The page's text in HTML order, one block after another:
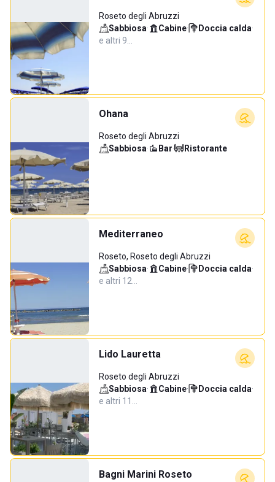
Roseto degli Abruzzi
Sabbiosa· Cabine· Doccia calda·
e altri 9…
Ohana
Roseto degli Abruzzi
Sabbiosa· Bar· Ristorante
Mediterraneo
Roseto, Roseto degli Abruzzi
Sabbiosa· Cabine· Doccia calda·
e altri 12…
Lido Lauretta
Roseto degli Abruzzi
Sabbiosa· Cabine· Doccia calda·
e altri 11…
Bagni Marini Roseto